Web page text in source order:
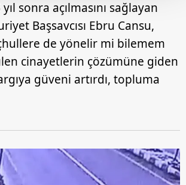
bu çerezlere izin vermedikleri
hedefli reklamlar
hizmet sunabilmek için İnternet
ve üçüncü kişilere ait çerezler
Bu çerezler vasıtasıyla çeşitli kişisel
ve sizlere yönelik
faaliyetlerinin yapılması, amaçlarıyla
rızanız dahilinde kullanılacaktır.
sonra açılmasını sağlayan
Başsavcısı Ebru Cansu,
de yönelir mi bilemem
cinayetlerin çözümüne giden
güveni artırdı, topluma